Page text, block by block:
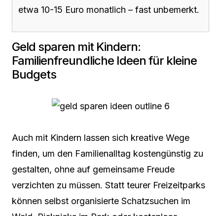
etwa 10-15 Euro monatlich – fast unbemerkt.
Geld sparen mit Kindern:
Familienfreundliche Ideen für kleine
Budgets
Auch mit Kindern lassen sich kreative Wege
finden, um den Familienalltag kostengünstig zu
gestalten, ohne auf gemeinsame Freude
verzichten zu müssen. Statt teurer Freizeitparks
können selbst organisierte Schatzsuchen im